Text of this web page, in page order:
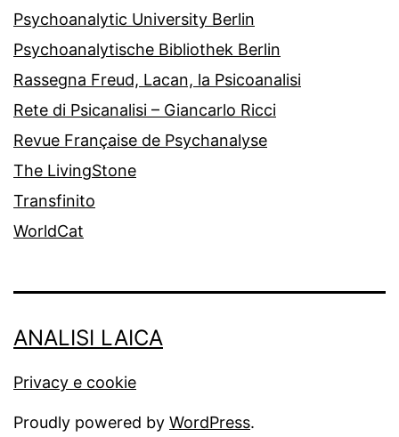
Psychoanalytic University Berlin
Psychoanalytische Bibliothek Berlin
Rassegna Freud, Lacan, la Psicoanalisi
Rete di Psicanalisi – Giancarlo Ricci
Revue Française de Psychanalyse
The LivingStone
Transfinito
WorldCat
ANALISI LAICA
Privacy e cookie
Proudly powered by WordPress.